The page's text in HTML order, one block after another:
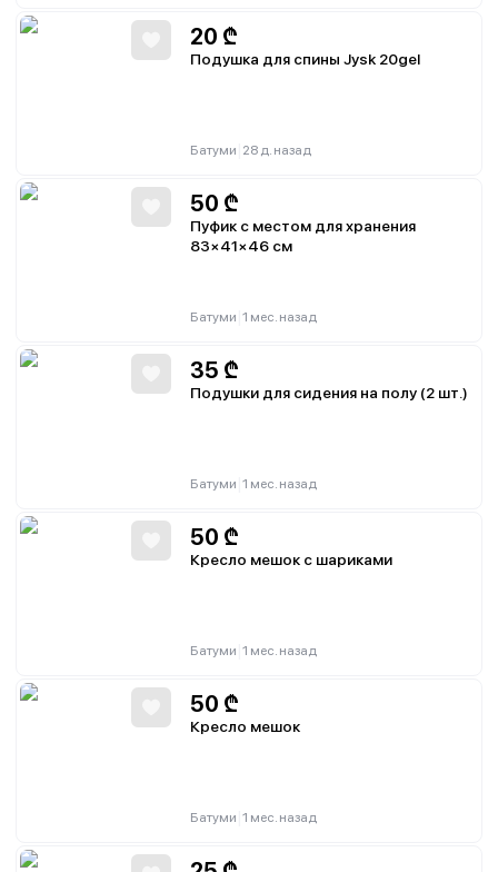
20 ₾
Подушка для спины Jysk 20gel
Батуми 28 д. назад
50 ₾
Пуфик с местом для хранения
83×41×46 см
Батуми 1 мес. назад
35 ₾
Подушки для сидения на полу (2 шт.)
Батуми 1 мес. назад
50 ₾
Кресло мешок с шариками
Батуми 1 мес. назад
50 ₾
Кресло мешок
Батуми 1 мес. назад